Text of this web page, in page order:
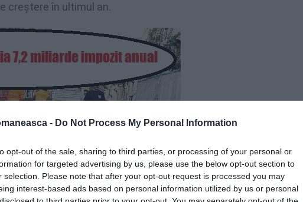
- Do Not Process My Personal Information
opt-out of the sale, sharing to third parties, or processing of your personal or
for targeted advertising by us, please use the below opt-out section to
selection. Please note that after your opt-out request is processed you may
interest-based ads based on personal information utilized by us or personal
creștere în ultimul an.